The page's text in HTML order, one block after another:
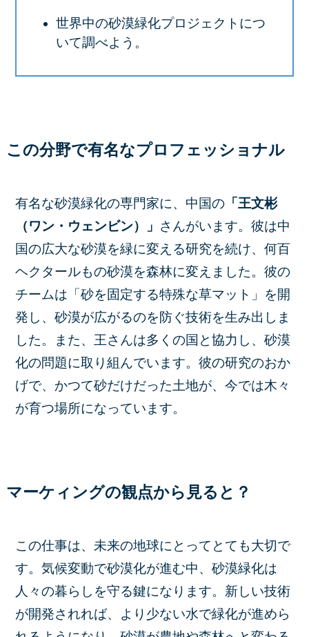
世界中の砂漠緑化プロジェクトにつ
いて調べよう。
この分野で有名なプロフェッショナル
有名な砂漠緑化の専門家に、中国の 「王文彬
（ワン・ウェンビン）」 さんがいます。彼は中
国の広大な砂漠を緑に変える研究を続け、何百
ヘクタールもの砂漠を森林に変えました。彼の
チームは「砂を固定する特殊な草マット」を開
発し、砂漠が広がるのを防ぐ技術を生み出しま
した。また、王さんは多くの国と協力し、砂漠
化の問題に取り組んでいます。彼の研究のおか
げで、かつて砂だけだった土地が、今では木々
が育つ場所になっています。
マーケィングの観点から見ると？
この仕事は、未来の地球にとってとても大切で
す。気候変動で砂漠化が進む中、砂漠緑化は
人々の暮らしを守る鍵になります。新しい技術
が開発されれば、より少ない水で緑化が進めら